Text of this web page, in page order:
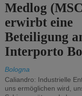
Medlog
erwirbt eine
Beteiligung
Interporto
Bologna
Caliandro: Industrielle
uns ermöglichen wird,